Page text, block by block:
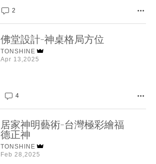
2
佛堂設計-神桌格局方位
TONSHINE
Apr 13,2025
4
居家神明藝術-台灣極彩繪福
德正神
TONSHINE
Feb 28,2025